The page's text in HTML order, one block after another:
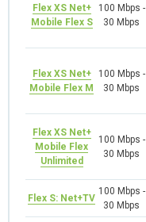
Flex XS Net+
Mobile Flex S
100 Mbps -
30 Mbps
Flex XS Net+
Mobile Flex M
100 Mbps -
30 Mbps
Flex XS Net+
Mobile Flex
Unlimited
100 Mbps -
30 Mbps
Flex S: Net+TV
100 Mbps -
30 Mbps